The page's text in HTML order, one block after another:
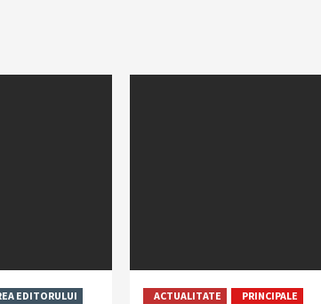
EDITORULUI ACTUALITATE PRINCIPALE